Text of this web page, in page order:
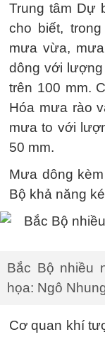
Trung tâm Dự
cho biết,
mưa vừa,
dông với
trên 100 mm.
Hóa mưa rào
mưa to với
50 mm.
Mưa dông
Bộ khả năng
Bắc Bộ nhiều
họa: Ngô
Cơ quan khí